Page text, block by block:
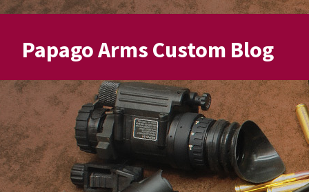
Papago Arms Custom Blog